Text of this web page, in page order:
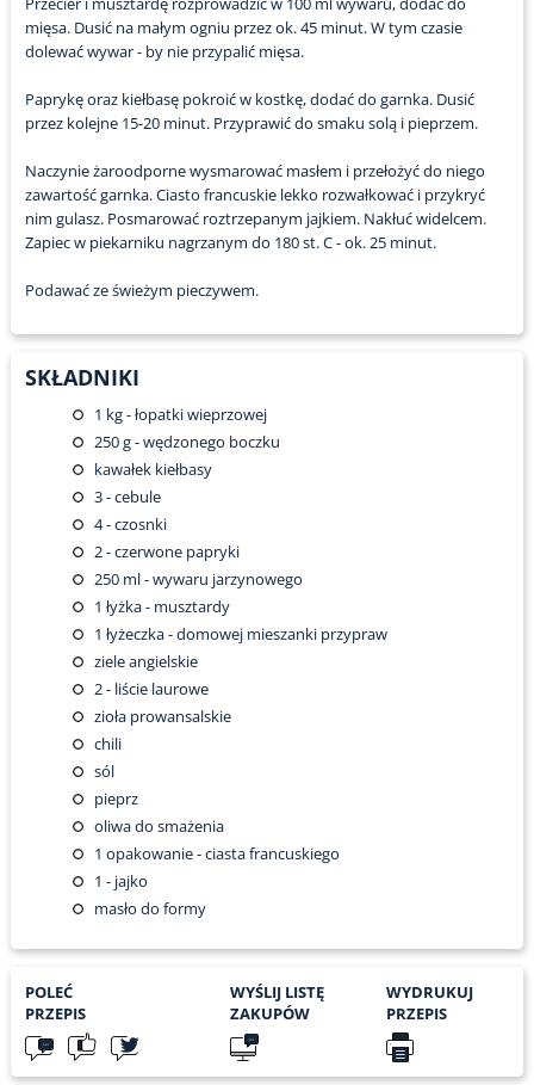
mięsa. Dusić na małym ogniu przez ok. 45 minut. W tym czasie
dolewać wywar - by nie przypalić mięsa.
Paprykę oraz kiełbasę pokroić w kostkę, dodać do garnka. Dusić
przez kolejne 15-20 minut. Przyprawić do smaku solą i pieprzem.
Naczynie żaroodporne wysmarować masłem i przełożyć do niego
zawartość garnka. Ciasto francuskie lekko rozwałkować i przykryć
nim gulasz. Posmarować roztrzepanym jajkiem. Nakłuć widelcem.
Zapiec w piekarniku nagrzanym do 180 st. C - ok. 25 minut.
Podawać ze świeżym pieczywem.
SKŁADNIKI
1 kg - łopatki wieprzowej
250g - wędzonego boczku
kawałek kiełbasy
3- cebule
4- czosnki
2- czerwone papryki
250ml - wywaru jarzynowego
1 łyżka - musztardy
1 łyżeczka - domowej mieszanki przypraw
ziele angielskie
2- liście laurowe
zioła prowansalskie
chili
sól
pieprz
oliwa do smażenia
1 opakowanie - ciasta francuskiego
1 - jajko
masło do formy
POLEĆ
PRZEPIS
WYŚLIJ LISTĘ
ZAKUPÓW
WYDRUKUJ
PRZEPIS